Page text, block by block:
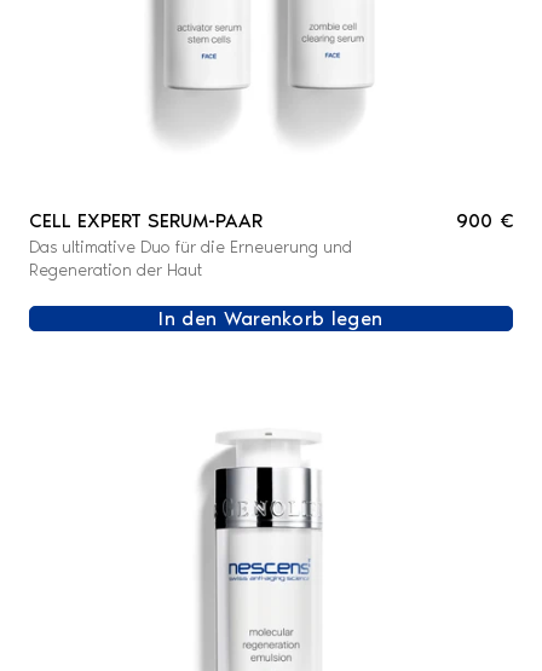
CELL EXPERT SERUM-PAAR
Das ultimative Duo für die Erneuerung und
Regeneration der Haut
900 €
In den Warenkorb legen